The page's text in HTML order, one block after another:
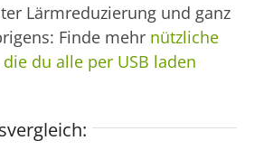
Lärmreduzierung und ganz
Finde mehr nützliche
die du alle per USB laden